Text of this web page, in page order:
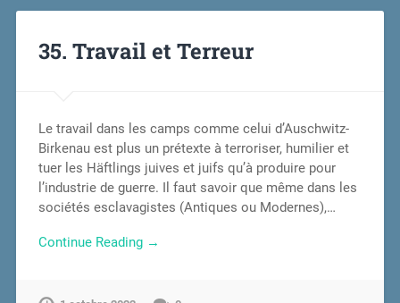
35. Travail et Terreur
Le travail dans les camps comme celui d’Auschwitz-
Birkenau est plus un prétexte à terroriser, humilier et
tuer les Häftlings juives et juifs qu’à produire pour
l’industrie de guerre. Il faut savoir que même dans les
sociétés esclavagistes (Antiques ou Modernes),…
Continue Reading →